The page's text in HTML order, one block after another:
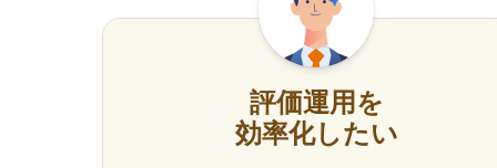
評価運用を
効率化したい